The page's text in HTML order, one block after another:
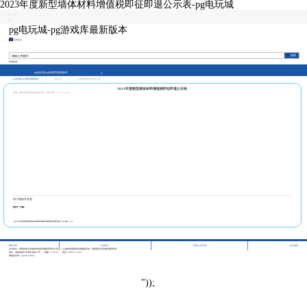
2023年度新型墙体材料增值税即征即退公示表-pg电玩城
| |
|
pg电玩城-pg游戏库最新版本
征纳互动
本站热词：
pg电玩城-pg游戏库最新版本
pg电玩城-pg游戏库最新版本 pg游戏库最新版本的公告
2023年度新型墙体材料增值税即征即退公示表
来源：国家税务总局海南省税务局 发布日期：2024-02-28
请下载附件查看。
附件下载:
2023年度新型墙体材料增值税即征即退公示表.xlsx
网站管理 | 访问统计 | 联系pg电玩城 |
站点地图
主办单位：国家税务总局海南省税务局网站管理办公室
pg游戏库最新版本的版权所有：国家税务总局海南省税务局
地址：海南省海口市龙昆北路10号
邮编：570125
电话：0898-12366
网站标识码：bm29210001
"));